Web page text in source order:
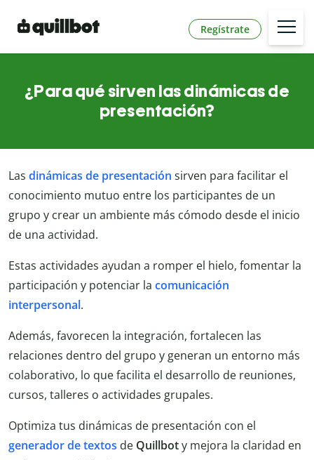
Regístrate
¿Para qué sirven las dinámicas de
presentación?
Las dinámicas de presentación sirven para facilitar el
conocimiento mutuo entre los participantes de un
grupo y crear un ambiente más cómodo desde el inicio
de una actividad.
Estas actividades ayudan a romper el hielo, fomentar la
participación y potenciar la comunicación
interpersonal.
Además, favorecen la integración, fortalecen las
relaciones dentro del grupo y generan un entorno más
colaborativo, lo que facilita el desarrollo de reuniones,
cursos, talleres o actividades grupales.
Optimiza tus dinámicas de presentación con el
generador de textos de Quillboty mejora la claridad en